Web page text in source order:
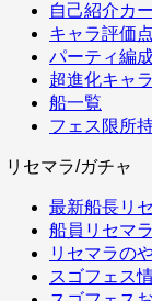
自己紹介カ
キャラ評価
パーティ編
超進化キャ
船一覧
フェス限所
リセマラ/ガチャ
最新船長リ
船員リセマ
リセマラの
スゴフェス